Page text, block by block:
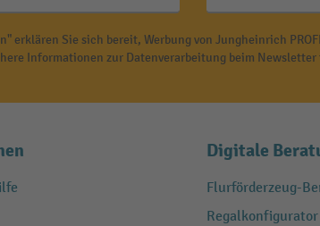
erklären Sie sich bereit, Werbung von Jungheinrich
Informationen zur Datenverarbeitung beim Newsletter
Digitale
Flurförderzeug-
Regalkonfigurator